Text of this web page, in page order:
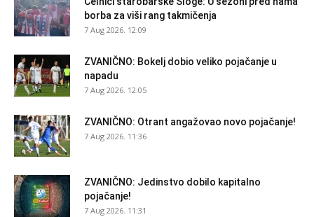
borba za viši rang takmičenja
7 Aug 2026. 12:09
ZVANIČNO: Bokelj dobio veliko pojačanje u
napadu
7 Aug 2026. 12:05
ZVANIČNO: Otrant angažovao novo pojačanje!
7 Aug 2026. 11:36
ZVANIČNO: Jedinstvo dobilo kapitalno
pojačanje!
7 Aug 2026. 11:31